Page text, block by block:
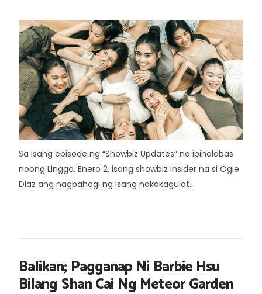
Sa isang episode ng “Showbiz Updates” na ipinalabas
noong Linggo, Enero 2, isang showbiz insider na si Ogie
Diaz ang nagbahagi ng isang nakakagulat...
Balikan; Pagganap Ni Barbie Hsu
Bilang Shan Cai Ng Meteor Garden